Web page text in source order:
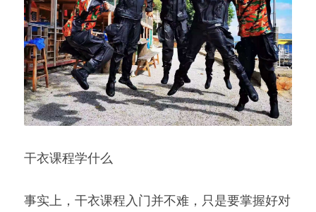
干衣课程学什么
事实上，干衣课程入门并不难，只是要掌握好对